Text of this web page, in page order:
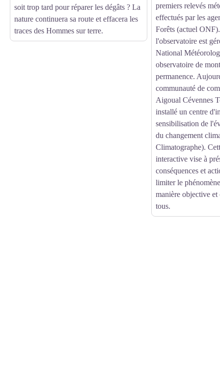
soit trop tard pour réparer les dégâts ? La
nature continuera sa route et effacera les
traces des Hommes sur terre.
premiers relevés
effectués par les
Forêts (actuel
l'observatoire est
National
observatoire de
permanence.
communauté de
Aigoual Cévennes
installé un centre
sensibilisation de
du changement
Climatographe).
interactive vise à
conséquences et
limiter le
manière objective
tous.